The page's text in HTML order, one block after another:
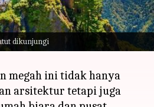
dikunjungi
yang terletak di
terkenal dengan
benteng yang dikenal
megah ini tidak hanya
arsitektur tetapi juga